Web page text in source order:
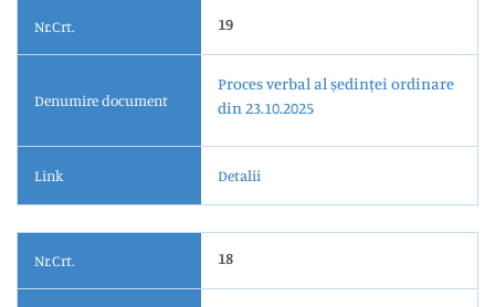
Nr.Crt. 19
Denumire document
Proces verbal al ședinței ordinare
din 23.10.2025
Link Detalii
Nr.Crt. 18